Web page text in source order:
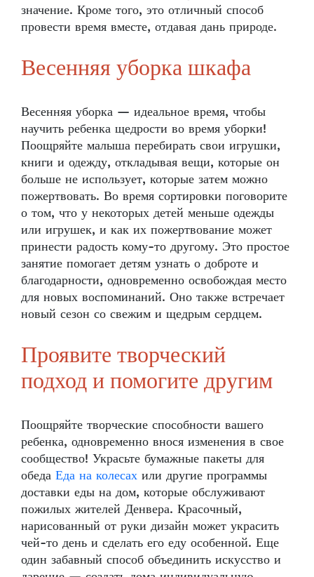
значение. Кроме того, это отличный способ
провести время вместе, отдавая дань природе.
Весенняя уборка шкафа
Весенняя уборка — идеальное время, чтобы
научить ребенка щедрости во время уборки!
Поощряйте малыша перебирать свои игрушки,
книги и одежду, откладывая вещи, которые он
больше не использует, которые затем можно
пожертвовать. Во время сортировки поговорите
о том, что у некоторых детей меньше одежды
или игрушек, и как их пожертвование может
принести радость кому-то другому. Это простое
занятие помогает детям узнать о доброте и
благодарности, одновременно освобождая место
для новых воспоминаний. Оно также встречает
новый сезон со свежим и щедрым сердцем.
Проявите творческий
подход и помогите другим
Поощряйте творческие способности вашего
ребенка, одновременно внося изменения в свое
сообщество! Украсьте бумажные пакеты для
обеда Еда на колесах или другие программы
доставки еды на дом, которые обслуживают
пожилых жителей Денвера. Красочный,
нарисованный от руки дизайн может украсить
чей-то день и сделать его еду особенной. Еще
один забавный способ объединить искусство и